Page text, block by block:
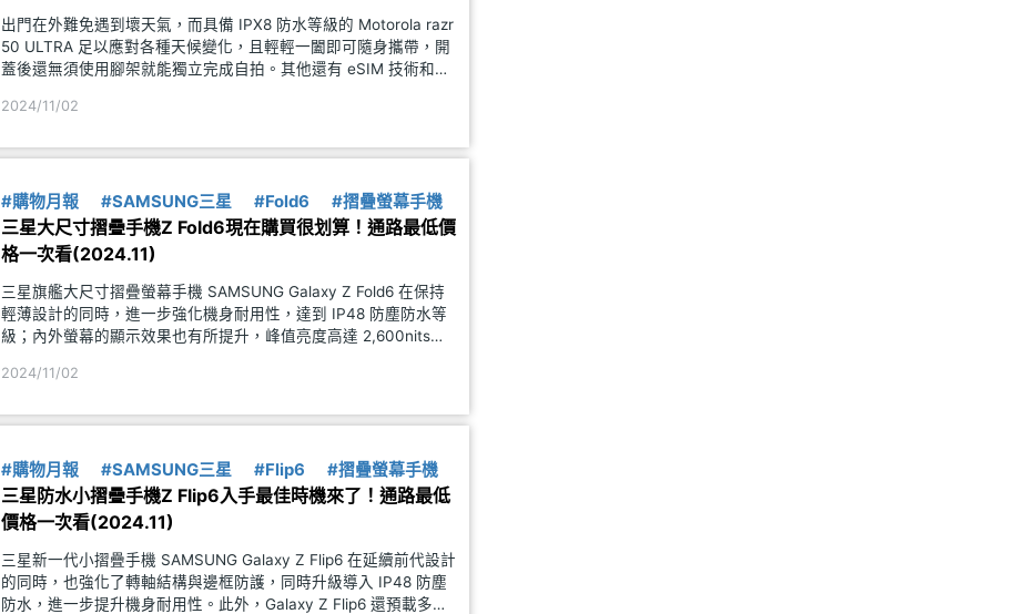
出門在外難免遇到壞天氣，而具備 IPX8 防水等級的 Motorola razr
50 ULTRA 足以應對各種天候變化，且輕輕一闔即可隨身攜帶，開
蓋後還無須使用腳架就能獨立完成自拍。其他還有 eSIM 技術和雙
手。究竟 Mo
2024/11/02
#購物月報 #SAMSUNG三星 #Fold6 #摺疊螢幕手機
三星大尺寸摺疊手機Z Fold6現在購買很划算！通路最低價
格一次看(2024.11)
三星旗艦大尺寸摺疊螢幕手機 SAMSUNG Galaxy Z Fold6 在保持
輕薄設計的同時，進一步強化機身耐用性，達到 IP48 防塵防水等
級；內外螢幕的顯示效果也有所提升，峰值亮度高達 2,600nits，
2024/11/02
#購物月報 #SAMSUNG三星 #Flip6 #摺疊螢幕手機
三星防水小摺疊手機Z Flip6入手最佳時機來了！通路最低
價格一次看(2024.11)
三星新一代小摺疊手機 SAMSUNG Galaxy Z Flip6 在延續前代設計
的同時，也強化了轉軸結構與邊框防護，同時升級導入 IP48 防塵
防水，進一步提升機身耐用性。此外，Galaxy Z Flip6 還預載多項